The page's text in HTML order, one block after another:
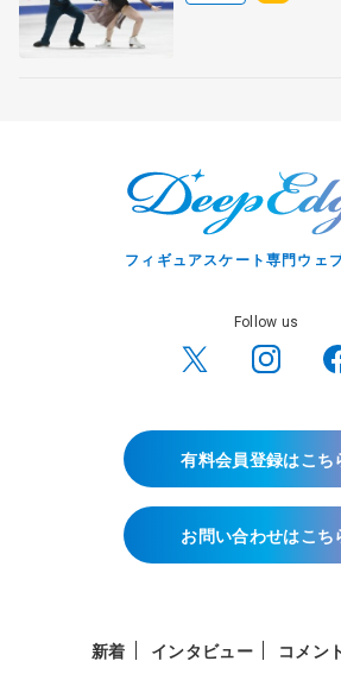
フィギュアスケート専門ウェ
Follow us
有料会員登録はこち
お問い合わせはこち
新着 インタビュー コメン